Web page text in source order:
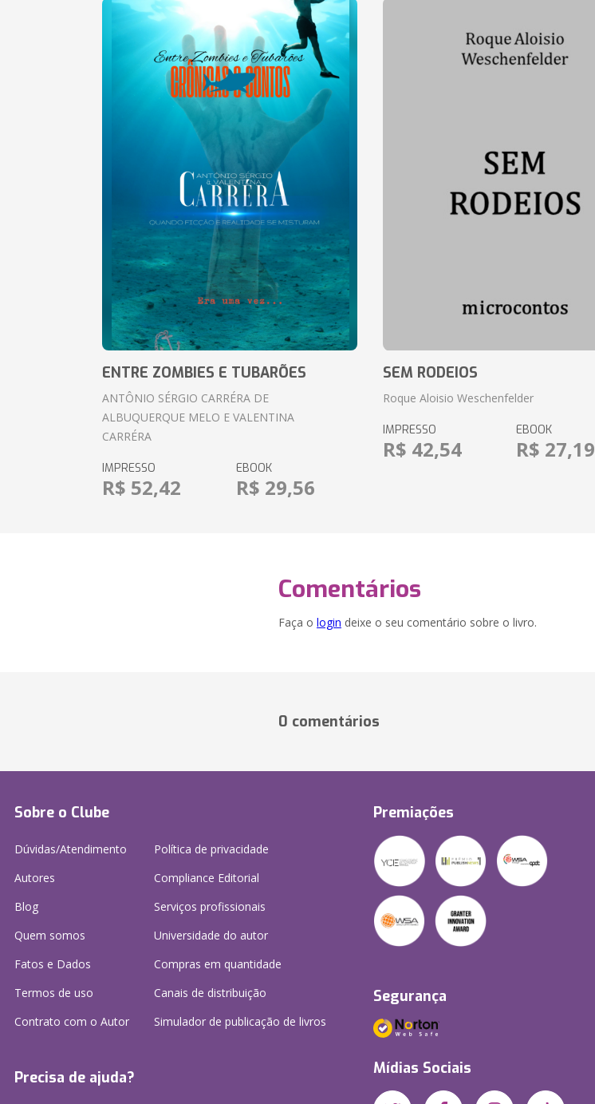
ENTRE ZOMBIES E TUBARÕES
ANTÔNIO SÉRGIO CARRÉRA DE
ALBUQUERQUE MELO E VALENTINA
CARRÉRA
IMPRESSO
R$ 52,42
EBOOK
R$ 29,56
SEM RODEIOS
Roque Aloisio Weschenfelder
IMPRESSO
R$ 42,54
EBOOK
R$ 27,19
Comentários
Faça o login deixe o seu comentário sobre o livro.
0 comentários
Sobre o Clube
Dúvidas/Atendimento
Autores
Blog
Quem somos
Fatos e Dados
Termos de uso
Contrato com o Autor
Política de privacidade
Compliance Editorial
Serviços profissionais
Universidade do autor
Compras em quantidade
Canais de distribuição
Simulador de publicação de livros
Precisa de ajuda?
Premiações
Segurança
Mídias Sociais